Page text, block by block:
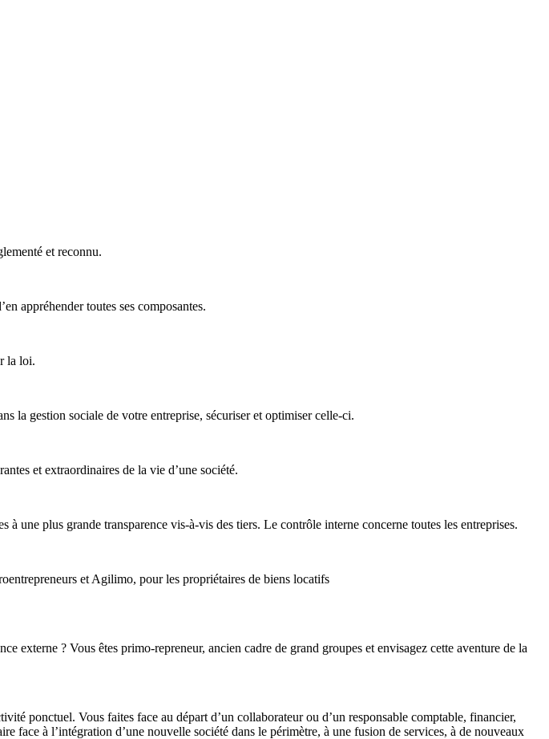
et reconnu.
appréhender toutes ses composantes.
la loi.
la gestion sociale de votre entreprise, sécuriser et optimiser celle-ci.
et extraordinaires de la vie d’une société.
une plus grande transparence vis-à-vis des tiers. Le contrôle interne concerne toutes les entreprises.
et Agilimo, pour les propriétaires de biens locatifs
externe ? Vous êtes primo-repreneur, ancien cadre de grand groupes et envisagez cette aventure de la
ponctuel. Vous faites face au départ d’un collaborateur ou d’un responsable comptable, financier,
à l’intégration d’une nouvelle société dans le périmètre, à une fusion de services, à de nouveaux